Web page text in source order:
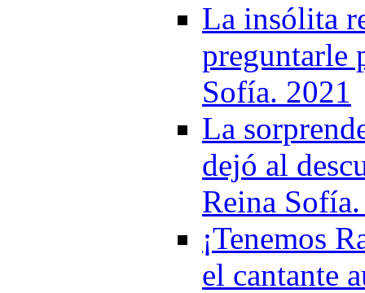
La insólita
preguntarle
Sofía. 2021
La
dejó al
Reina
¡Tenemos
el cantante